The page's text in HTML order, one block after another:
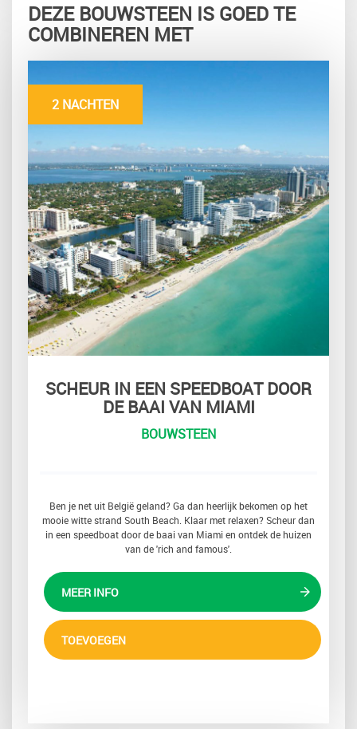
DEZE BOUWSTEEN IS GOED TE
COMBINEREN MET
2 NACHTEN
SCHEUR IN EEN SPEEDBOAT DOOR
DE BAAI VAN MIAMI
BOUWSTEEN
Ben je net uit België geland? Ga dan heerlijk bekomen op het
mooie witte strand South Beach. Klaar met relaxen? Scheur dan
in een speedboat door de baai van Miami en ontdek de huizen
van de 'rich and famous'.
MEER INFO
TOEVOEGEN